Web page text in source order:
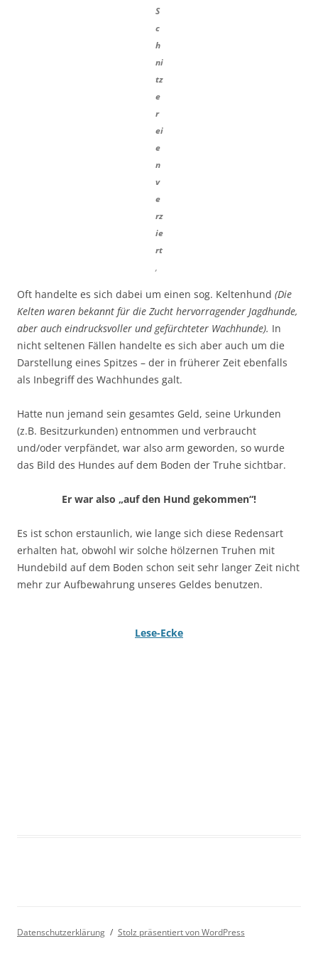
S
c
h
ni
tz
e
r
ei
e
n
v
e
rz
ie
rt
,
Oft handelte es sich dabei um einen sog. Keltenhund (Die
Kelten waren bekannt für die Zucht hervorragender Jagdhunde,
aber auch eindrucksvoller und gefürchteter Wachhunde). In
nicht seltenen Fällen handelte es sich aber auch um die
Darstellung eines Spitzes – der in früherer Zeit ebenfalls
als Inbegriff des Wachhundes galt.
Hatte nun jemand sein gesamtes Geld, seine Urkunden
(z.B. Besitzurkunden) entnommen und verbraucht
und/oder verpfändet, war also arm geworden, so wurde
das Bild des Hundes auf dem Boden der Truhe sichtbar.
Er war also „auf den Hund gekommen“!
Es ist schon erstaunlich, wie lange sich diese Redensart
erhalten hat, obwohl wir solche hölzernen Truhen mit
Hundebild auf dem Boden schon seit sehr langer Zeit nicht
mehr zur Aufbewahrung unseres Geldes benutzen.
Lese-Ecke
Datenschutzerklärung Stolz präsentiert von WordPress